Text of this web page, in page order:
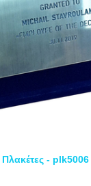
Πλακέτες - plk5006